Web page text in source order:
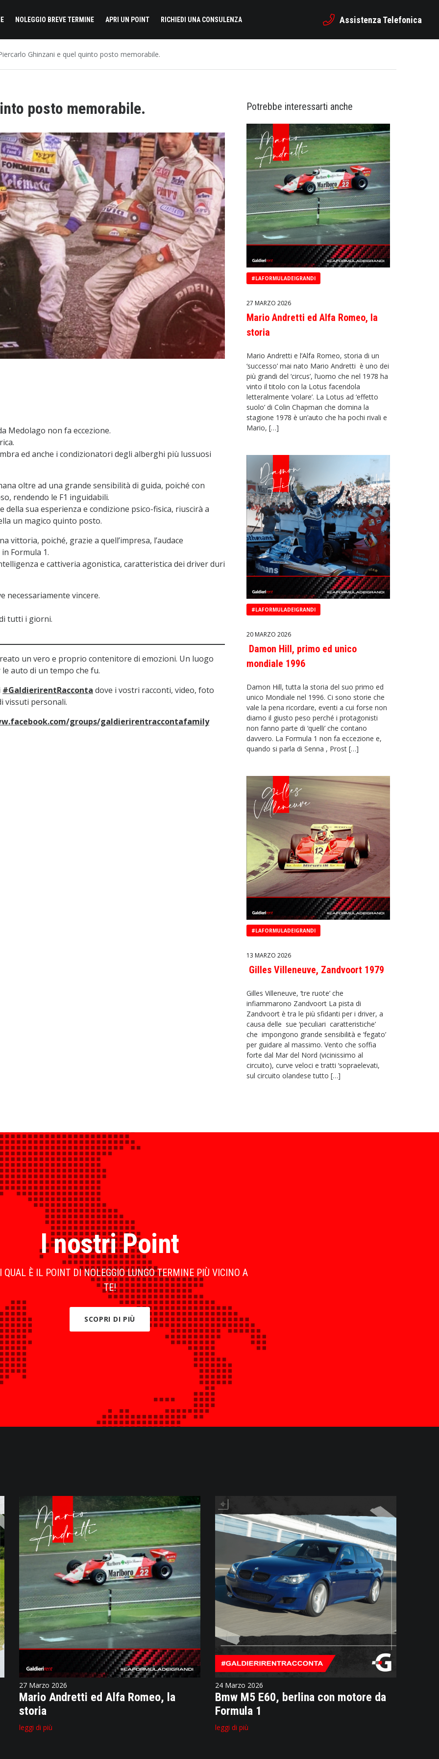
NOLEGGIO BREVE TERMINE APRI UN POINT RICHIEDI UNA CONSULENZA Assistenza Telefonica
Ghinzani e quel quinto posto memorabile.
posto memorabile.
Medolago non fa eccezione.
ed anche i condizionatori degli alberghi più lussuosi
oltre ad una grande sensibilità di guida, poiché con
rendendo le F1 inguidabili.
sua esperienza e condizione psico-fisica, riuscirà a
un magico quinto posto.
vittoria, poiché, grazie a quell’impresa, l’audace
Formula 1.
e cattiveria agonistica, caratteristica dei driver duri
necessariamente vincere.
tutti i giorni.
un vero e proprio contenitore di emozioni. Un luogo
auto di un tempo che fu.
#GaldierirentRacconta dove i vostri racconti, video, foto
vissuti personali.
groups/galdierirentraccontafamily
Potrebbe interessarti anche
#LAFORMULADEIGRANDI
27 MARZO 2026
Mario Andretti ed Alfa Romeo, la
storia
Mario Andretti e l’Alfa Romeo, storia di un
‘successo’ mai nato Mario Andretti è uno dei
più grandi del ‘circus’, l’uomo che nel 1978 ha
vinto il titolo con la Lotus facendola
letteralmente ‘volare’. La Lotus ad ‘effetto
suolo’ di Colin Chapman che domina la
stagione 1978 è un’auto che ha pochi rivali e
Mario, […]
#LAFORMULADEIGRANDI
20 MARZO 2026
Damon Hill, primo ed unico
mondiale 1996
Damon Hill, tutta la storia del suo primo ed
unico Mondiale nel 1996. Ci sono storie che
vale la pena ricordare, eventi a cui forse non
diamo il giusto peso perché i protagonisti
non fanno parte di ‘quelli’ che contano
davvero. La Formula 1 non fa eccezione e,
quando si parla di Senna , Prost […]
#LAFORMULADEIGRANDI
13 MARZO 2026
Gilles Villeneuve, Zandvoort 1979
Gilles Villeneuve, ‘tre ruote’ che
infiammarono Zandvoort La pista di
Zandvoort è tra le più sfidanti per i driver, a
causa delle sue ‘peculiari caratteristiche’
che impongono grande sensibilità e ‘fegato’
per guidare al massimo. Vento che soffia
forte dal Mar del Nord (vicinissimo al
circuito), curve veloci e tratti ‘sopraelevati,
sul circuito olandese tutto […]
I nostri Point
QUAL È IL POINT DI NOLEGGIO LUNGO TERMINE PIÙ VICINO A
TE!
SCOPRI DI PIÙ
27 Marzo 2026
Mario Andretti ed Alfa Romeo, la
storia
leggi di più
24 Marzo 2026
Bmw M5 E60, berlina con motore da
Formula 1
leggi di più